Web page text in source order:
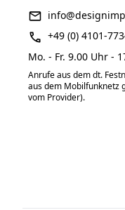
+49 (0) 4101-
Mo. - Fr. 9.00 Uhr -
Anrufe aus dem dt.
aus dem Mobilfunknetz
vom Provider).